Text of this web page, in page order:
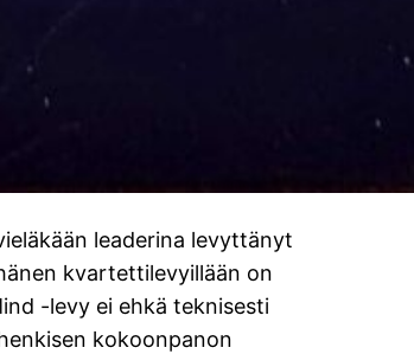
leaderina levyttänyt
kvartettilevyillään on
-levy ei ehkä teknisesti
kokoonpanon